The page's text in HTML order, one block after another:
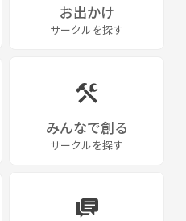
お出かけ
サークルを探す
みんなで創る
サークルを探す